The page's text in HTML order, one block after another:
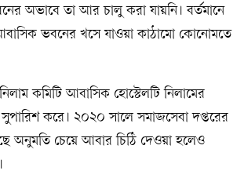
অভাবে তা আর চালু করা যায়নি। বর্তমানে
ভবনের খসে যাওয়া কাঠামো কোনোমতে
কমিটি আবাসিক হোস্টেলটি নিলামের
করে। ২০২০ সালে সমাজসেবা দপ্তরের
অনুমতি চেয়ে আবার চিঠি দেওয়া হলেও